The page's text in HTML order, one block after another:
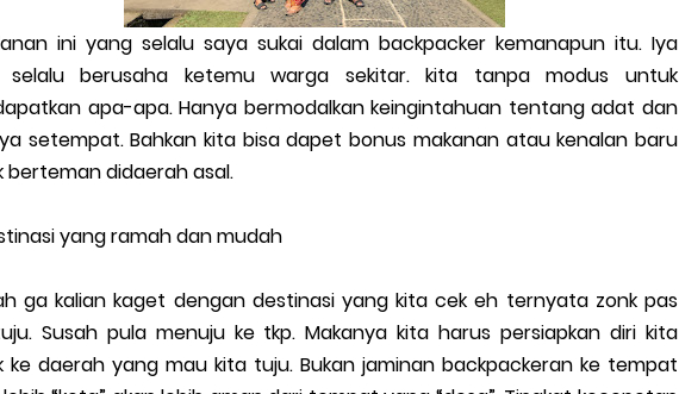
ini yang selalu saya sukai dalam backpacker kemanapun itu. Iya
selalu berusaha ketemu warga sekitar. kita tanpa modus untuk
apa-apa. Hanya bermodalkan keingintahuan tentang adat dan
setempat. Bahkan kita bisa dapet bonus makanan atau kenalan baru
berteman didaerah asal.
yang ramah dan mudah
ga kalian kaget dengan destinasi yang kita cek eh ternyata zonk pas
Susah pula menuju ke tkp. Makanya kita harus persiapkan diri kita
ke daerah yang mau kita tuju. Bukan jaminan backpackeran ke tempat